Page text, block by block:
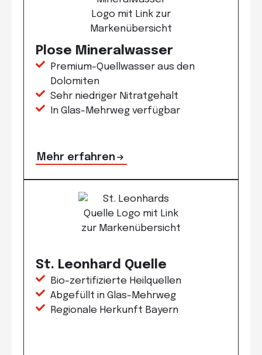
Plose Mineralwasser
Premium-Quellwasser aus den
Dolomiten
Sehr niedriger Nitratgehalt
In Glas-Mehrweg verfügbar
Mehr erfahren
St. Leonhard Quelle
Bio-zertifizierte Heilquellen
Abgefüllt in Glas-Mehrweg
Regionale Herkunft Bayern